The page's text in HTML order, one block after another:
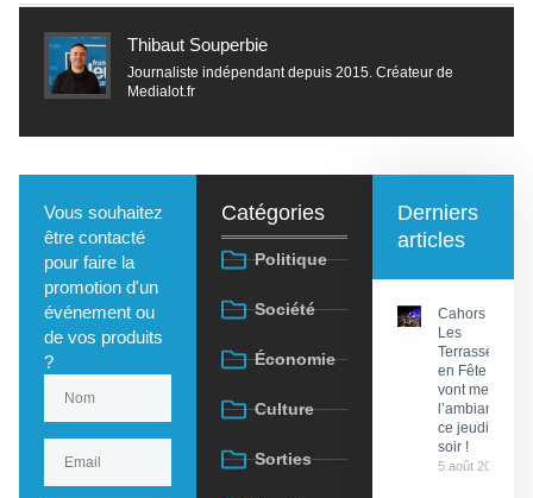
Thibaut Souperbie
Journaliste indépendant depuis 2015. Créateur de
Medialot.fr
Vous souhaitez
être contacté
pour faire la
promotion d'un
événement ou
de vos produits
?
Catégories
Politique
Société
Économie
Culture
Sorties
Derniers
articles
Cahors :
Les
Terrasses
en Fête
vont mettre
l’ambiance
ce jeudi
soir !
5 août 2026